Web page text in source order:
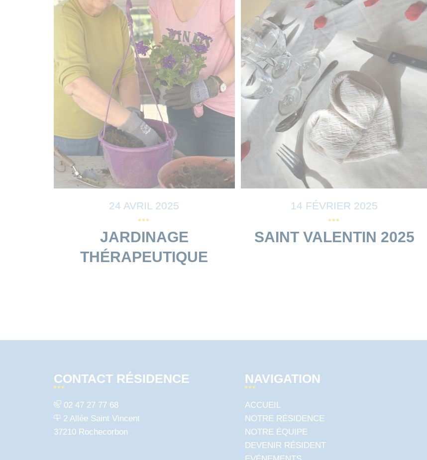
24 AVRIL 2025
JARDINAGE
THÉRAPEUTIQUE
14 FÉVRIER 2025
SAINT VALENTIN 2025
CONTACT RÉSIDENCE
02 47 27 77 68
2 Allée Saint Vincent
37210 Rochecorbon
NAVIGATION
ACCUEIL
NOTRE RÉSIDENCE
NOTRE ÉQUIPE
DEVENIR RÉSIDENT